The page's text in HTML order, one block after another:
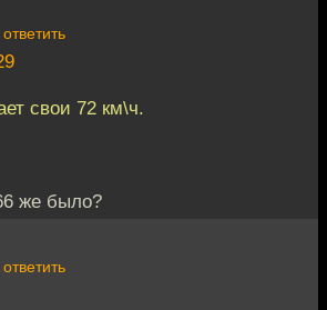
ответить
свои 72 км\ч.
же было?
ответить